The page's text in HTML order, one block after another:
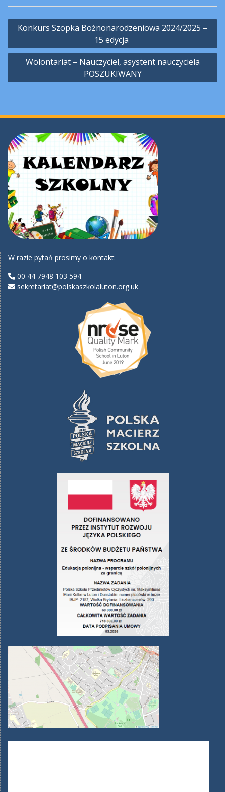
Nawigacja
Konkurs Szopka Bożnonarodzeniowa 2024/2025 –
15 edycja
Wolontariat – Nauczyciel, asystent nauczyciela
POSZUKIWANY
W razie pytań prosimy o kontakt:
00 44 7948 103 594
sekretariat@polskaszkolaluton.org.uk